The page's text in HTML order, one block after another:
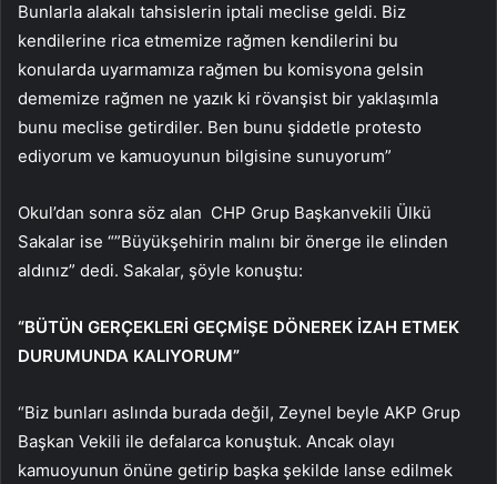
Bunlarla alakalı tahsislerin iptali meclise geldi. Biz
kendilerine rica etmemize rağmen kendilerini bu
konularda uyarmamıza rağmen bu komisyona gelsin
dememize rağmen ne yazık ki rövanşist bir yaklaşımla
bunu meclise getirdiler. Ben bunu şiddetle protesto
ediyorum ve kamuoyunun bilgisine sunuyorum”
Okul’dan sonra söz alan CHP Grup Başkanvekili Ülkü
Sakalar ise “”Büyükşehirin malını bir önerge ile elinden
aldınız” dedi. Sakalar, şöyle konuştu:
“BÜTÜN GERÇEKLERİ GEÇMİŞE DÖNEREK İZAH ETMEK
DURUMUNDA KALIYORUM”
“Biz bunları aslında burada değil, Zeynel beyle AKP Grup
Başkan Vekili ile defalarca konuştuk. Ancak olayı
kamuoyunun önüne getirip başka şekilde lanse edilmek